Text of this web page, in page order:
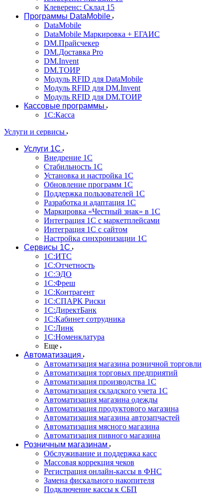
Клеверенс: Склад 15
Программы DataMobile
DataMobile
DataMobile Маркировка + ЕГАИС
DM.Прайсчекер
DM.Доставка Pro
DM.Invent
DM.ТОИР
Модуль RFID для DataMobile
Модуль RFID для DM.Invent
Модуль RFID для DM.ТОИР
Кассовые программы
1С:Касса
Услуги и сервисы
Услуги 1С
Внедрение 1С
Стабильность 1С
Установка и настройка 1С
Обновление программ 1С
Поддержка пользователей 1С
Разработка и адаптация 1С
Маркировка «Честный знак» в 1С
Интеграция 1С с маркетплейсами
Интеграция 1С с сайтом
Настройка синхронизации 1С
Сервисы 1С
1С:ИТС
1С:Отчетность
1С:ЭДО
1С:Фреш
1С:Контрагент
1С:CПАРК Риски
1С:ДиректБанк
1С:Кабинет сотрудника
1С:Линк
1С:Номенклатура
Еще
Автоматизация
Автоматизация магазина розничной торговли
Автоматизация торговых предприятий
Автоматизация производства 1С
Автоматизация складского учета 1C
Автоматизация магазина одежды
Автоматизация продуктового магазина
Автоматизация магазина автозапчастей
Автоматизация мясного магазина
Автоматизация пивного магазина
Розничным магазинам
Обслуживание и поддержка касс
Массовая коррекция чеков
Регистрация онлайн-кассы в ФНС
Замена фискального накопителя
Подключение кассы к СБП